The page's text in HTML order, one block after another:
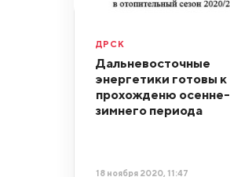
ДРСК
Дальневосточные
энергетики готовы к
прохожденю осенне-
зимнего периода
18 ноября 2020, 11:47